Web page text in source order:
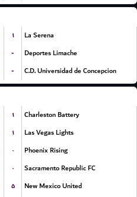
۱
La Serena
-
Deportes Limache
- C.D. Universidad de Concepcion
۱
Charleston Battery
۱
Las Vegas Lights
۰
Phoenix Rising
۰
Sacramento Republic FC
۵
New Mexico United